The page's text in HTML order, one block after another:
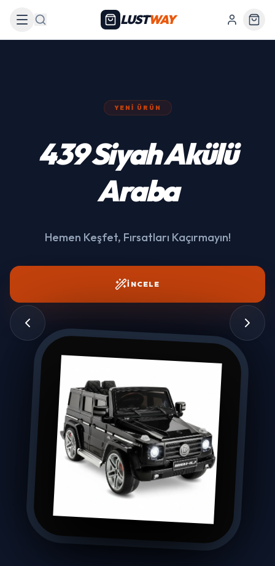
Arama LUSTWAY
YENI ÜRÜN
439 Siyah Akülü
Araba
Hemen Keşfet, Fırsatları Kaçırmayın!
İNCELE